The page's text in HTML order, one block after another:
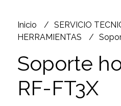
Inicio
SERVICIO
HERRAMIENTAS
Soporte
RF-FT3X